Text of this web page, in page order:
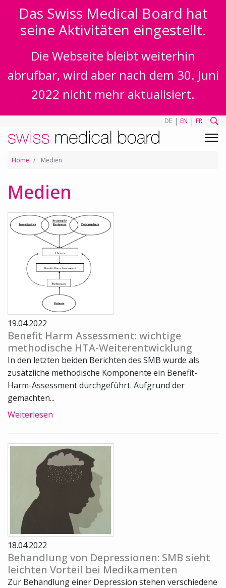
Das Swiss Medical Board hat
seine Aktivitäten eingestellt.
Die Webseite bleibt weiterhin
abrufbar, wird aber nach dem 30. Juni
2022 nicht mehr aktualisiert.
DE | EN | FR
Home Medien
Medien
19.04.2022
Benefit Harm Assessment: wichtige
methodische HTA-Weiterentwicklung
In den letzten beiden Berichten des SMB wurde als
zusätzliche methodische Komponente ein Benefit-
Harm-Assessment durchgeführt. Aufgrund der
gemachten...
Weiterlesen
18.04.2022
Behandlung von Depressionen: SMB sieht
leichten Vorteil bei Medikamenten
Zur Behandlung einer Depression stehen verschiedene